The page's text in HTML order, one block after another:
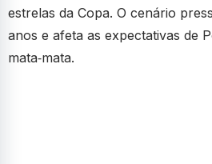
estrelas da Copa. O cenário
anos e afeta as expectativas de
mata‑mata.